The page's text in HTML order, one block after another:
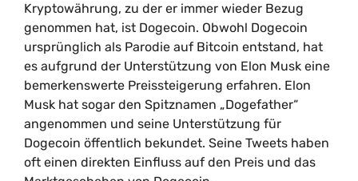
Kryptowährung, zu der er immer wieder Bezug
genommen hat, ist Dogecoin. Obwohl Dogecoin
ursprünglich als Parodie auf Bitcoin entstand, hat
es aufgrund der Unterstützung von Elon Musk eine
bemerkenswerte Preissteigerung erfahren. Elon
Musk hat sogar den Spitznamen „Dogefather“
angenommen und seine Unterstützung für
Dogecoin öffentlich bekundet. Seine Tweets haben
oft einen direkten Einfluss auf den Preis und das